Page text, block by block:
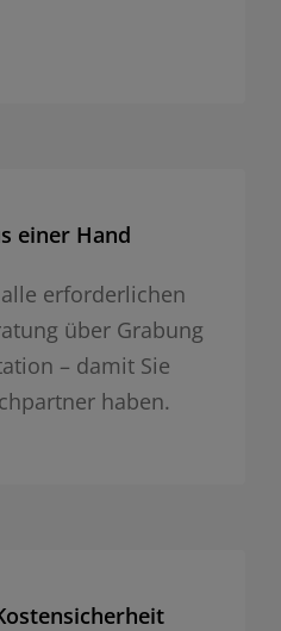
einer Hand
erforderlichen
über Grabung
– damit Sie
haben.